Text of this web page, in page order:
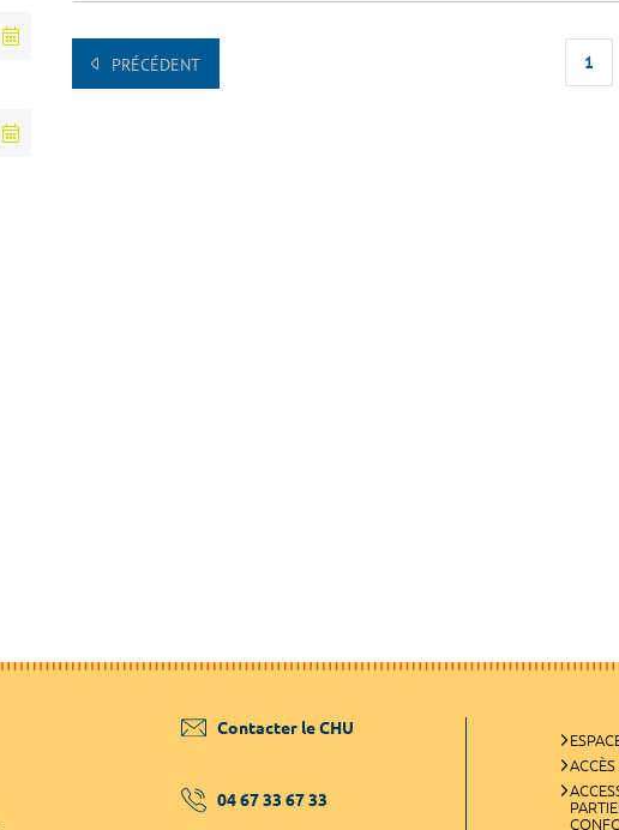
PRÉCÉDENT 1
Contacter le CHU
04 67 33 67 33